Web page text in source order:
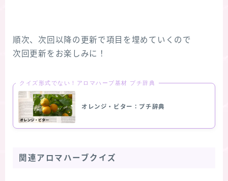
順次、次回以降の更新で項目を埋めていくので
次回更新をお楽しみに！
クイズ形式でない！アロマハーブ基材 プチ辞典
オレンジ・ビター：プチ辞典
関連アロマハーブクイズ